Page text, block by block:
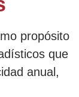
propósito
que
anual,